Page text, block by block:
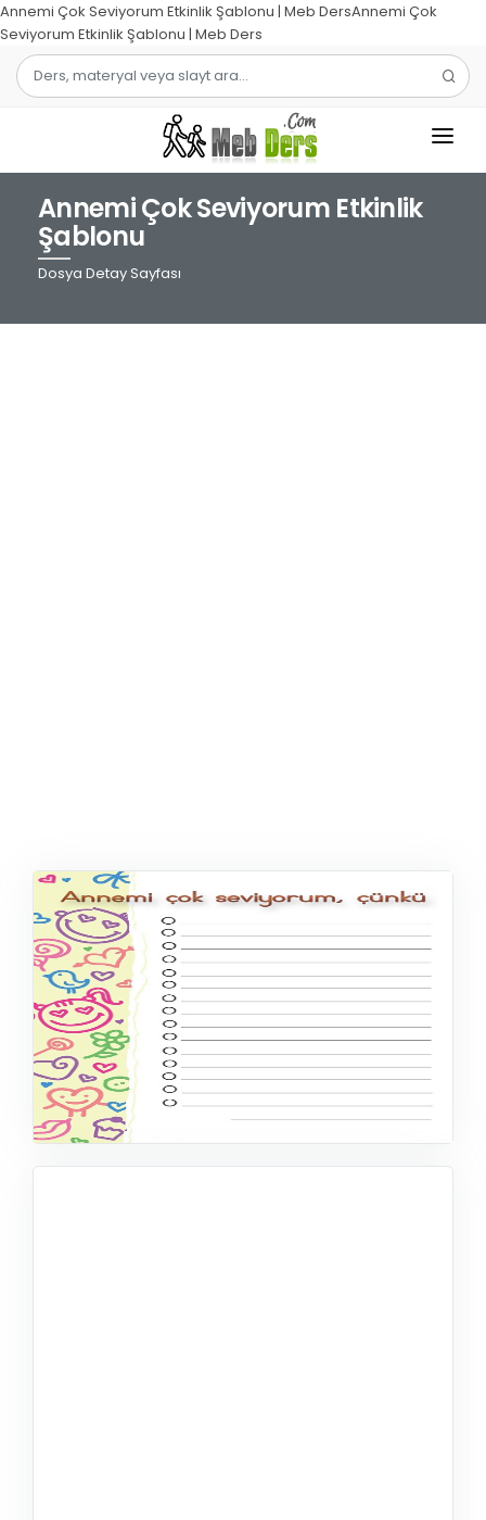
Annemi Çok Seviyorum Etkinlik Şablonu | Meb DersAnnemi Çok
Seviyorum Etkinlik Şablonu | Meb Ders
1.SINIF
2.SINIF
Annemi Çok Seviyorum Etkinlik
Şablonu
Dosya Detay Sayfası